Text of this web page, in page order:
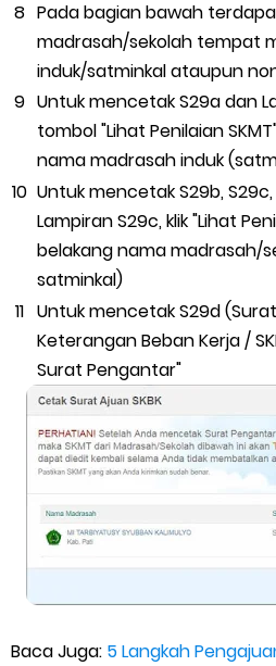
Pada bagian bawah
madrasah/sekolah tempat
induk/satminkal ataupun
Untuk mencetak S29a dan
tombol "Lihat Penilaian
nama madrasah induk
Untuk mencetak S29b,
Lampiran S29c, klik "Lihat
belakang nama madrasah/
satminkal)
Untuk mencetak S29d
Keterangan Beban Kerja /
Surat Pengantar"
Baca Juga: 5 Langkah